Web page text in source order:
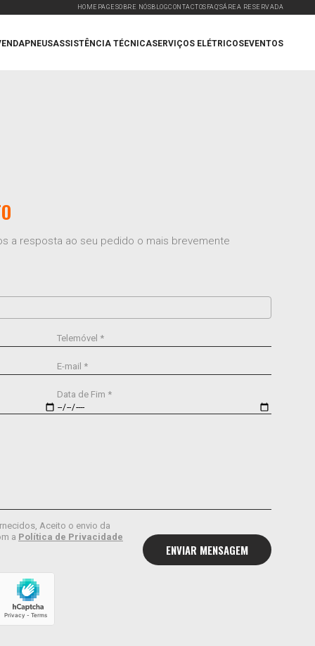
HOMEPAGE SOBRE NÓSBLOGCONTACTOS FAQ'SÁREA RESERVADA
PNEUSASSISTÊNCIA TÉCNICASERVIÇOS ELÉTRICOSEVENTOS
a resposta ao seu pedido o mais brevemente
Telemóvel *
E-mail *
Data de Fim *
Aceito o envio da
a Política de Privacidade